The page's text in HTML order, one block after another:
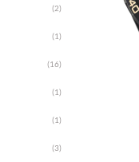
(2)
(1)
(16)
(1)
(1)
(3)